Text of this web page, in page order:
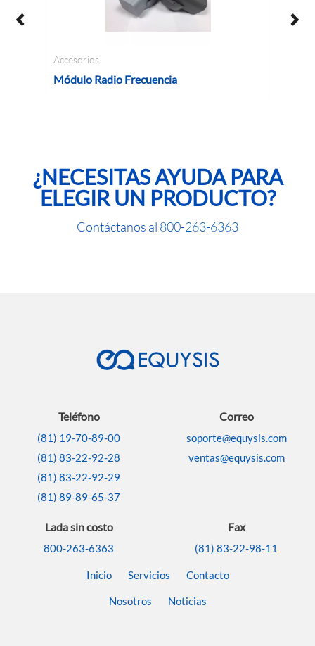
Accesorios
Módulo Radio Frecuencia
¿NECESITAS AYUDA PARA
ELEGIR UN PRODUCTO?
Contáctanos al 800-263-6363
Teléfono
(81) 19-70-89-00
(81) 83-22-92-28
(81) 83-22-92-29
(81) 89-89-65-37
Correo
soporte@equysis.com
ventas@equysis.com
Lada sin costo
800-263-6363
Fax
(81) 83-22-98-11
Inicio Servicios Contacto
Nosotros Noticias